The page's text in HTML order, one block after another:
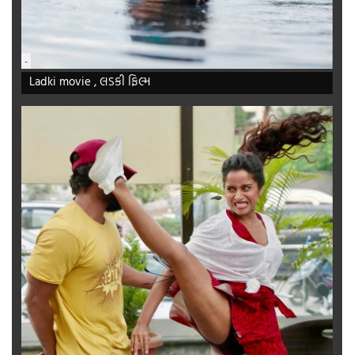
-
Ladki movie , લડકી ફિલ્મ